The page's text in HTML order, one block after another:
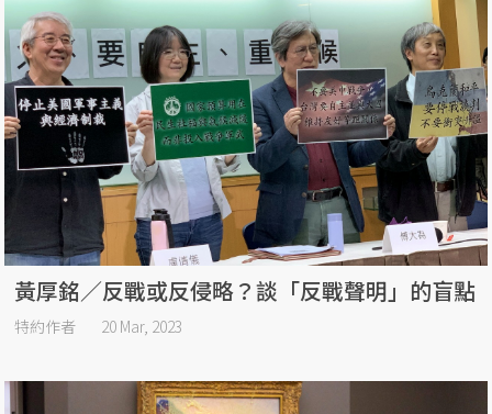
黃厚銘／反戰或反侵略？談「反戰聲明」的盲點
特約作者 20 Mar, 2023